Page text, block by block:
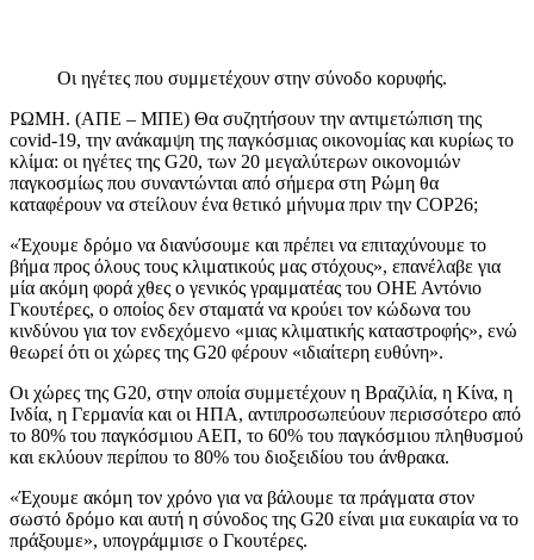
Οι ηγέτες που συμμετέχουν στην σύνοδο κορυφής.
ΡΩΜΗ. (ΑΠΕ – ΜΠΕ) Θα συζητήσουν την αντιμετώπιση της
covid-19, την ανάκαμψη της παγκόσμιας οικονομίας και κυρίως το
κλίμα: οι ηγέτες της G20, των 20 μεγαλύτερων οικονομιών
παγκοσμίως που συναντώνται από σήμερα στη Ρώμη θα
καταφέρουν να στείλουν ένα θετικό μήνυμα πριν την COP26;
«Έχουμε δρόμο να διανύσουμε και πρέπει να επιταχύνουμε το
βήμα προς όλους τους κλιματικούς μας στόχους», επανέλαβε για
μία ακόμη φορά χθες ο γενικός γραμματέας του ΟΗΕ Αντόνιο
Γκουτέρες, ο οποίος δεν σταματά να κρούει τον κώδωνα του
κινδύνου για τον ενδεχόμενο «μιας κλιματικής καταστροφής», ενώ
θεωρεί ότι οι χώρες της G20 φέρουν «ιδιαίτερη ευθύνη».
Οι χώρες της G20, στην οποία συμμετέχουν η Βραζιλία, η Κίνα, η
Ινδία, η Γερμανία και οι ΗΠΑ, αντιπροσωπεύουν περισσότερο από
το 80% του παγκόσμιου ΑΕΠ, το 60% του παγκόσμιου πληθυσμού
και εκλύουν περίπου το 80% του διοξειδίου του άνθρακα.
«Έχουμε ακόμη τον χρόνο για να βάλουμε τα πράγματα στον
σωστό δρόμο και αυτή η σύνοδος της G20 είναι μια ευκαιρία να το
πράξουμε», υπογράμμισε ο Γκουτέρες.